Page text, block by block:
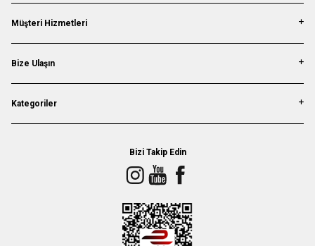
Müşteri Hizmetleri
Bize Ulaşın
Kategoriler
Bizi Takip Edin